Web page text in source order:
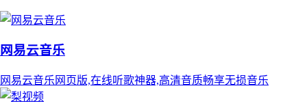
网易云音乐
网易云音乐网页版,在线听歌神器,高清音质畅享无损音乐